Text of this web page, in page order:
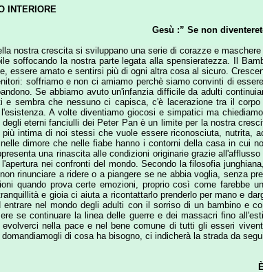
e gioia ci aiuta a ricontattarlo prenderlo per mano e dargli tutto
nel mondo degli adulti con il sorriso di un bambino e con lo
se continuare la linea delle guerre e dei massacri fino all'estinzione
nella pace e nel bene comune di tutti gli esseri viventi.
È un
di
La prima nascita ti dà solamente
La seconda nascita attualizza il
Solo la seconda
Senza la seconda, la prima è solo
Hai
Hai
Redazione